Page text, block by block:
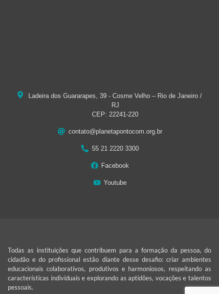
Ladeira dos Guararapes, 39 - Cosme Velho – Rio de Janeiro /
RJ
CEP: 22241-220
contato@planetapontocom.org.br
55 21 2220 3300
Facebook
Youtube
Todas as instituições que contribuem para a formação da pessoa, do
cidadão e do profissional estão diante desse desafio: criar ambientes
educacionais colaborativos, produtivos e harmoniosos, respeitando as
características individuais e explorando as aptidões, vocações e talentos
pessoais.